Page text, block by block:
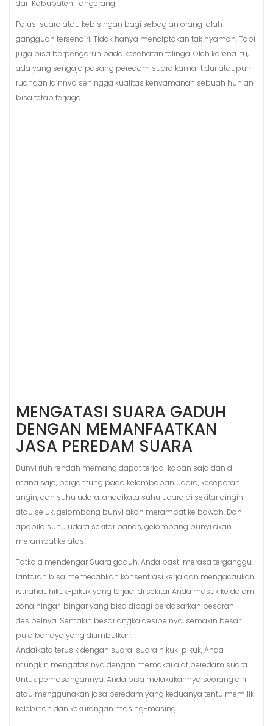
dari Kabupaten Tangerang.
Polusi suara atau kebisingan bagi sebagian orang ialah
gangguan tersendiri. Tidak hanya menciptakan tak nyaman. Tapi
juga bisa berpengaruh pada kesehatan telinga. Oleh karena itu,
ada yang sengaja pasang peredam suara kamar tidur ataupun
ruangan lainnya sehingga kualitas kenyamanan sebuah hunian
bisa tetap terjaga.
MENGATASI SUARA GADUH
DENGAN MEMANFAATKAN
JASA PEREDAM SUARA
Bunyi riuh rendah memang dapat terjadi kapan saja dan di
mana saja, bergantung pada kelembapan udara, kecepatan
angin, dan suhu udara. andaikata suhu udara di sekitar dingin
atau sejuk, gelombang bunyi akan merambat ke bawah. Dan
apabila suhu udara sekitar panas, gelombang bunyi akan
merambat ke atas.
Tatkala mendengar Suara gaduh, Anda pasti merasa terganggu
lantaran bisa memecahkan konsentrasi kerja dan mengacaukan
istirahat. hikuk-pikuk yang terjadi di sekitar Anda masuk ke dalam
zona hingar-bingar yang bisa dibagi berdasarkan besaran
desibelnya. Semakin besar angka desibelnya, semakin besar
pula bahaya yang ditimbulkan.
Andaikata terusik dengan suara-suara hikuk-pikuk, Anda
mungkin mengatasinya dengan memakai alat peredam suara.
Untuk pemasangannya, Anda bisa melakukannya seorang diri
atau menggunakan jasa peredam yang keduanya tentu memiliki
kelebihan dan kekurangan masing-masing.